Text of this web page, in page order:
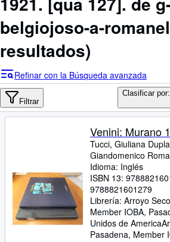
Cerrar sesión
Búsqueda avanzada
Colecciones
Libros antiguos
Arte y coleccionismo
Vendedores
CERRAR
belgiojoso-a-
resultados)
Refinar con la Búsqueda avanzada
Filtrar
Clasificar
Venini: Murano
Tucci, Giuliana
Giandomenico
Idioma: Inglés
ISBN 13:
9788821601279
Librería: Arroyo
Member IOBA,
Unidos de America
Pasadena, Member